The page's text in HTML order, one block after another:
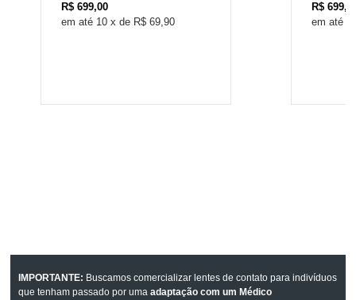
R$ 699,00
10 x de R$ 69,90
R$
IMPORTANTE: Buscamos comercializar lentes de contato para indivíduos
que tenham passado por umaadaptação com um Médico